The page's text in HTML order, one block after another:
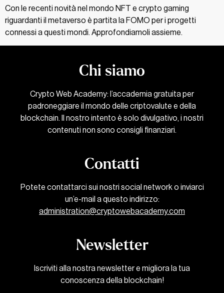
Con le recenti novità nel mondo NFT e crypto gaming
riguardanti il metaverso è partita la FOMO per i progetti
connessi a questi mondi. Approfondiamoli assieme.
Chi siamo
Crypto Web Academy: l’accademia gratuita per
padroneggiare il mondo delle criptovalute e della
blockchain. Il nostro intento è solo divulgativo, i nostri
contenuti non sono consigli finanziari.
Newsletter
Iscriviti alla nostra newsletter e migliora la tua
conoscenza della blockchain!
Contatti
Potete contattarci sui nostri social network o inviarci
un’e-mail a questo indirizzo:
administration@cryptowebacademy.com